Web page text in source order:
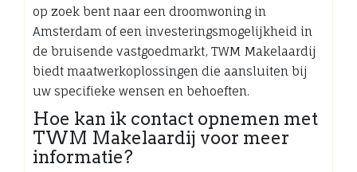
op zoek bent naar een droomwoning in
Amsterdam of een investeringsmogelijkheid in
de bruisende vastgoedmarkt, TWM Makelaardij
biedt maatwerkoplossingen die aansluiten bij
uw specifieke wensen en behoeften.
Hoe kan ik contact opnemen met
TWM Makelaardij voor meer
informatie?